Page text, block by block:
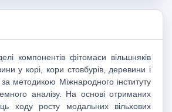
компонентів фітомаси вільшняків
у корі, кори стовбурів, деревини і
за методикою Міжнародного інституту
аналізу. На основі отриманих
ходу росту модальних вільхових